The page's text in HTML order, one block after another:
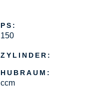
PS:
150
ZYLINDER:
HUBRAUM:
ccm